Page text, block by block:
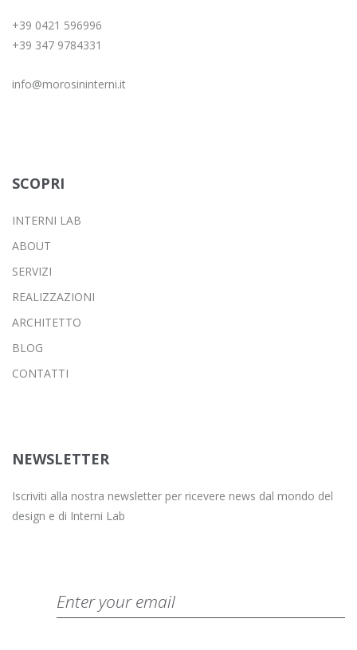
+39 0421 596996
+39 347 9784331
info@morosininterni.it
SCOPRI
INTERNI LAB
ABOUT
SERVIZI
REALIZZAZIONI
ARCHITETTO
BLOG
CONTATTI
NEWSLETTER
Iscriviti alla nostra newsletter per ricevere news dal mondo del
design e di Interni Lab